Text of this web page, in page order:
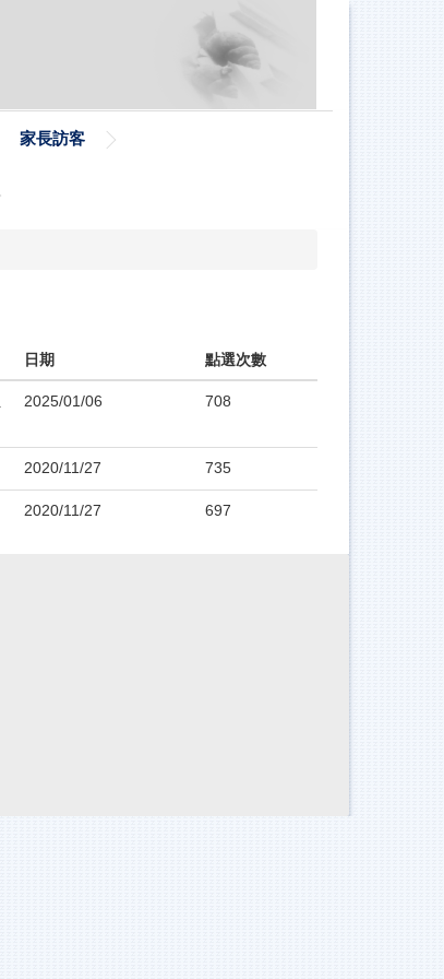
家長訪客
日期 點選次數
2025/01/06 708
2020/11/27 735
2020/11/27 697